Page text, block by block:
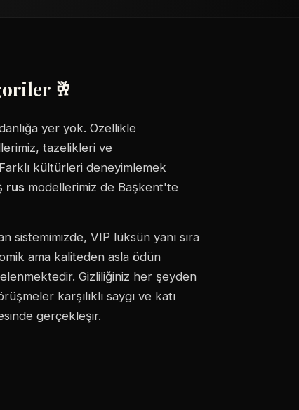
🥂
yer yok. Özellikle
tazelikleri ve
kültürleri deneyimlemek
rus modellerimiz de Başkent'te
sistemimizde, VIP lüksün yanı sıra
ama kaliteden asla ödün
Gizliliğiniz her şeyden
karşılıklı saygı ve katı
gerçekleşir.